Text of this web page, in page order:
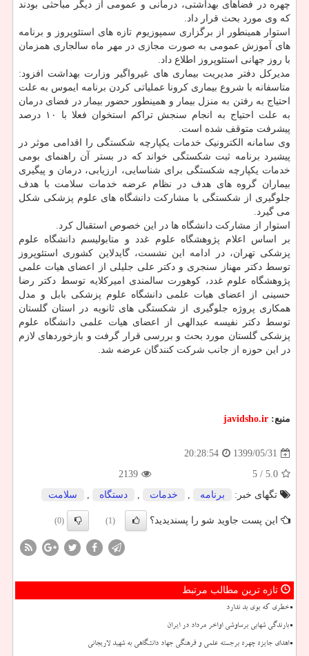
چهره در فضاهای بهداشتی، درمانی و عمومی از دیگر مباحثی بودند
که وی مورد بحث قرار داد.
استوار همینطور از برگزاری سمپوزیوم تازه های استئوپروز و برنامه
های آموزش عمومی به صورت مجازی در مهر ماه سالجاری همزمان
با روز جهانی استئوپروز اطلاع داد.
مدیرکل دفتر مدیریت بیماری های غیرواگیر وزارت بهداشت افزود:
متاسفانه با شروع بیماری کرونا عملیاتی کردن برنامه ایموس به علت
احتیاج به رفتن به منزل بیمار و همینطور حضور بیمار در فضای درمان
به علت احتیاج به انجام سنجش تراکم استخوان فعلا با ۱۰ درصد
پیشرفت متوقف شده است.
وی سامانه الکترونیک خدمات یکپارچه شکستگی را اقدامی موثر در
پیشبرد برنامه ثبت شکستگی خواند که در بستر آن راهنمای بومی
خدمات یکپارچه شکستگی برای شناسایی، ارزیابی، درمان و پیگیری
بیماران گروه های هدف در نظام عرضه خدمات سلامت با هدف
جلوگیری از شکستگی با مشارکت دانشگاه های علوم پزشکی شکل
می گیرد.
استوار از مشارکت دانشگاه ها در این خصوص استقبال کرد.
بر اساس اعلام پژوهشگاه علوم غدد و متابولیسم دانشگاه علوم
پزشکی تهران، در ادامه این نشست، گایدلاین کشوری استئوپروز
توسط دکتر مهناز سنجری و دکتر علی جلیلی از اعضای هیات علمی
پژوهشگاه علوم غدد، کوهورت سالمندی امیرکلایه توسط دکتر رضا
حسینی از اعضای هیات علمی دانشگاه علوم پزشکی بابل و مدل
همکاری پروژه جلوگیری از شکستگی های ثانویه در استان گلستان
توسط دکتر نفیسه عبدالهی از اعضای هیات علمی دانشگاه علوم
پزشکی گلستان مورد بحث و بررسی قرار گرفت و بازخوردهای لازم
در این حوزه از جانب شرکت کنندگان عرضه شد.
منبع: javidsho.ir
1399/05/31
20:28:54
5.0
/ 5
2139
تگهای خبر:
برنامه , خدمات , دستگاه , سلامت
این پست جاوید شو را پسندیدید؟ (1)
(0)
تازه ترین مطالب مرتبط
خطری که بوی بد ندارد
بارندگی شهابی برساوشی اواخر مرداد در ایران
اهدای جایزه چهره برجسته علمی و فرهنگی جهاد دانشگاهی به شهید لاریجانی